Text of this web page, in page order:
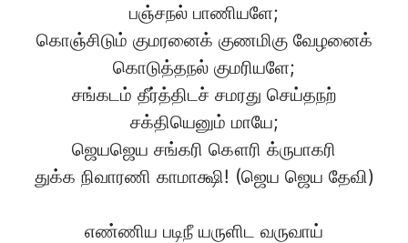
பஞ்சநல் பாணியளே;
கொஞ்சிடும் குமரனைக் குணமிகு வேழனைக்
கொடுத்தநல் குமரியளே;
சங்கடம் தீர்த்திடச் சமரது செய்தநற்
சக்தியெனும் மாயே;
ஜெயஜெய சங்கரி கௌரி க்ருபாகரி
துக்க நிவாரணி காமாக்ஷி! (ஜெய ஜெய தேவி)
எண்ணிய படிநீ யருளிட வருவாய்